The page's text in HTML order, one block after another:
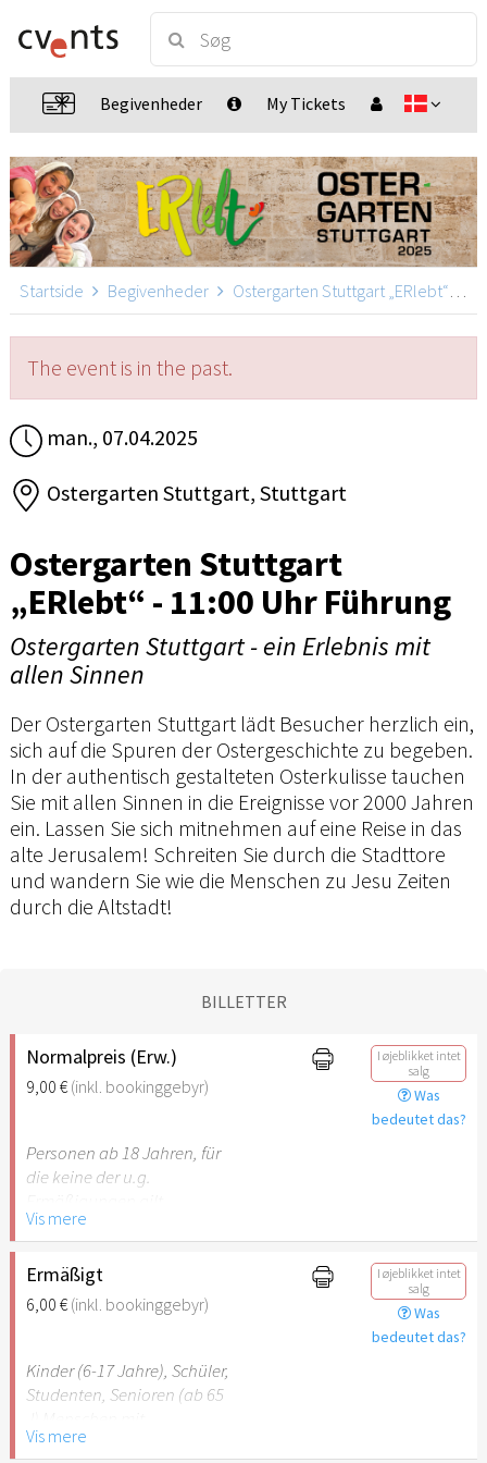
Begivenheder My Tickets
Startside Begivenheder Ostergarten Stuttgart „ERlebt“
The event is in the past.
man., 07.04.2025
Ostergarten Stuttgart, Stuttgart
Ostergarten Stuttgart
„ERlebt“ - 11:00 Uhr Führung
Ostergarten Stuttgart - ein Erlebnis mit
allen Sinnen
Der Ostergarten Stuttgart lädt Besucher herzlich ein,
sich auf die Spuren der Ostergeschichte zu begeben.
In der authentisch gestalteten Osterkulisse tauchen
Sie mit allen Sinnen in die Ereignisse vor 2000 Jahren
ein. Lassen Sie sich mitnehmen auf eine Reise in das
alte Jerusalem! Schreiten Sie durch die Stadttore
und wandern Sie wie die Menschen zu Jesu Zeiten
durch die Altstadt!
BILLETTER
Normalpreis (Erw.)
9,00 €(inkl. bookinggebyr)
I øjeblikket intet
salg
Was
bedeutet das?
Personen ab 18 Jahren, für
die keine der u.g.
Vis mere
Ermäßigt
6,00 €(inkl. bookinggebyr)
I øjeblikket intet
salg
Was
bedeutet das?
Kinder (6-17 Jahre), Schüler,
Studenten, Senioren (ab 65
Behinderung (ab 50%),
Vis mere